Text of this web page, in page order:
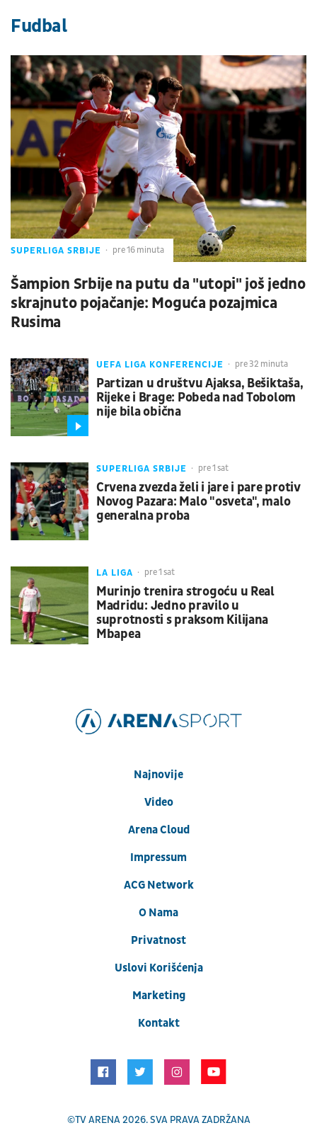
Fudbal
SUPERLIGA SRBIJE pre 16 minuta
Šampion Srbije na putu da "utopi" još jedno
skrajnuto pojačanje: Moguća pozajmica
Rusima
UEFA LIGA KONFERENCIJE pre 32 minuta
Partizan u društvu Ajaksa, Bešiktaša,
Rijeke i Brage: Pobeda nad Tobolom
nije bila obična
SUPERLIGA SRBIJE pre 1 sat
Crvena zvezda želi i jare i pare protiv
Novog Pazara: Malo "osveta", malo
generalna proba
LA LIGA pre 1 sat
Murinjo trenira strogoću u Real
Madridu: Jedno pravilo u
suprotnosti s praksom Kilijana
Mbapea
Najnovije
Video
Arena Cloud
Impressum
ACG Network
O Nama
Privatnost
Uslovi Korišćenja
Marketing
Kontakt
©TV ARENA2026. SVA PRAVA ZADRŽANA